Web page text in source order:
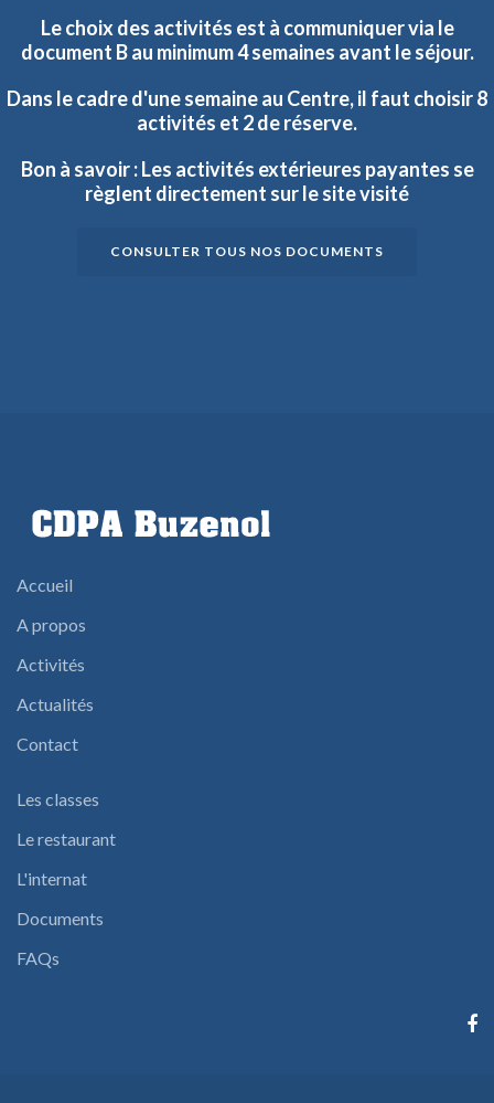
Le choix des activités est à communiquervia le
document B au minimum4 semaines avant le séjour.
Dans lecadred'unesemaineau Centre,il faut choisir8
activités et 2deréserve.
Bon à savoir : Les activités extérieures payantes se
règlent directement surlesitevisité
CONSULTER TOUS NOS DOCUMENTS
Accueil
A propos
Activités
Actualités
Contact
Les classes
Le restaurant
L'internat
Documents
FAQs